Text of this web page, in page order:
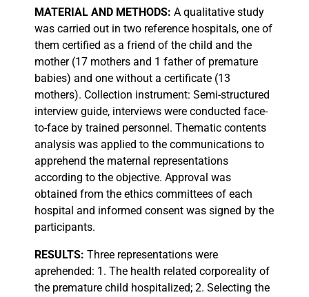
MATERIAL AND METHODS: A qualitative study
was carried out in two reference hospitals, one of
them certified as a friend of the child and the
mother (17 mothers and 1 father of premature
babies) and one without a certificate (13
mothers). Collection instrument: Semi-structured
interview guide, interviews were conducted face-
to-face by trained personnel. Thematic contents
analysis was applied to the communications to
apprehend the maternal representations
according to the objective. Approval was
obtained from the ethics committees of each
hospital and informed consent was signed by the
participants.
RESULTS: Three representations were
aprehended: 1. The health related corporeality of
the premature child hospitalized; 2. Selecting the